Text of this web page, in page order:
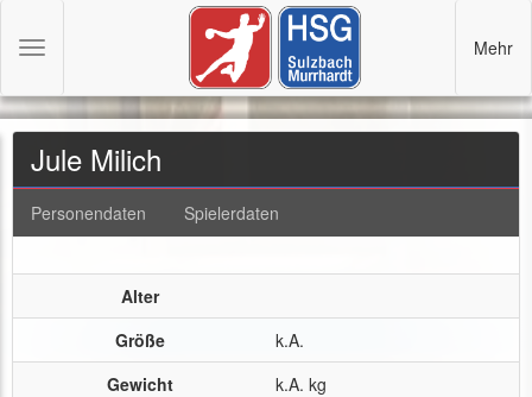
Jule Milich
Personendaten Spielerdaten
Alter
Größe
k.A.
Gewicht
k.A. kg
Toggle
Mehr